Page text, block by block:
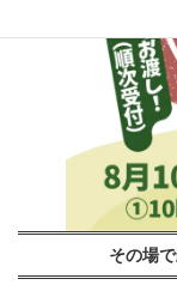
その場